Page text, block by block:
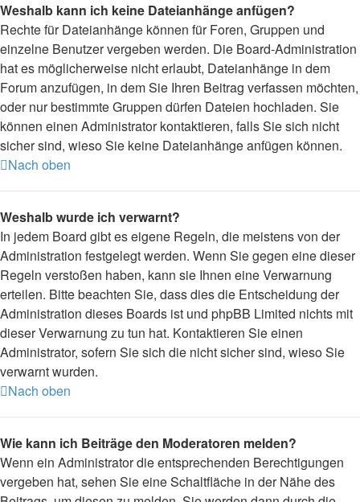
Weshalb kann ich keine Dateianhänge anfügen?
Rechte für Dateianhänge können für Foren, Gruppen und
einzelne Benutzer vergeben werden. Die Board-Administration
hat es möglicherweise nicht erlaubt, Dateianhänge in dem
Forum anzufügen, in dem Sie Ihren Beitrag verfassen möchten,
oder nur bestimmte Gruppen dürfen Dateien hochladen. Sie
können einen Administrator kontaktieren, falls Sie sich nicht
sicher sind, wieso Sie keine Dateianhänge anfügen können.
Nach oben
Weshalb wurde ich verwarnt?
In jedem Board gibt es eigene Regeln, die meistens von der
Administration festgelegt werden. Wenn Sie gegen eine dieser
Regeln verstoßen haben, kann sie Ihnen eine Verwarnung
erteilen. Bitte beachten Sie, dass dies die Entscheidung der
Administration dieses Boards ist und phpBB Limited nichts mit
dieser Verwarnung zu tun hat. Kontaktieren Sie einen
Administrator, sofern Sie sich die nicht sicher sind, wieso Sie
verwarnt wurden.
Nach oben
Wie kann ich Beiträge den Moderatoren melden?
Wenn ein Administrator die entsprechenden Berechtigungen
vergeben hat, sehen Sie eine Schaltfläche in der Nähe des